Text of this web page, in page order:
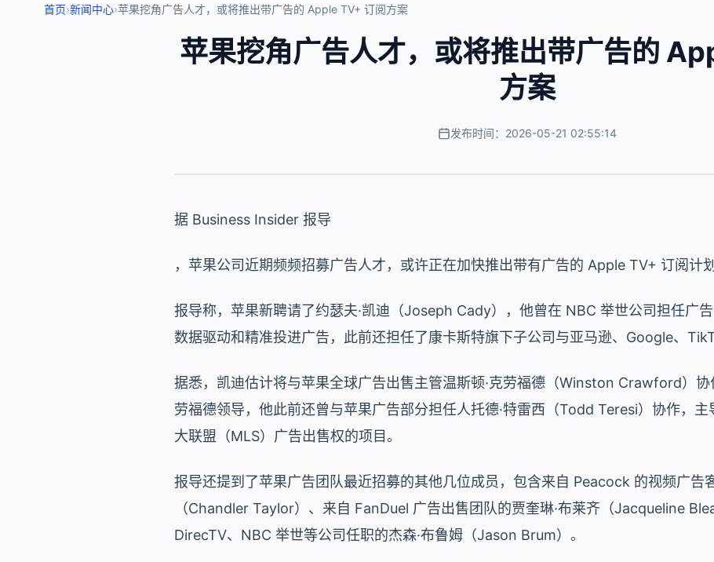
首页›新闻中心›苹果挖角广告人才，或将推出带广告的 Apple TV+ 订阅方案
苹果挖角广告人才，或将推出带广告的
方案
发布时间：2026-05-21 02:55:14
据 Business Insider 报导
，苹果公司近期频频招募广告人才，或许正在加快推出带有广告的 Apple TV+ 订阅计划
报导称，苹果新聘请了约瑟夫·凯迪（Joseph Cady），他曾在 NBC 举世公司担任广
数据驱动和精准投进广告，此前还担任了康卡斯特旗下子公司与亚马逊、Google、
据悉，凯迪估计将与苹果全球广告出售主管温斯顿·克劳福德（Winston Crawford）
劳福德领导，他此前还曾与苹果广告部分担任人托德·特雷西（Todd Teresi）协作，
大联盟（MLS）广告出售权的项目。
报导还提到了苹果广告团队最近招募的其他几位成员，包含来自 Peacock 的视频广告
（Chandler Taylor）、来自 FanDuel 广告出售团队的贾奎琳·布莱齐（Jacqueline
DirecTV、NBC 举世等公司任职的杰森·布鲁姆（Jason Brum）。